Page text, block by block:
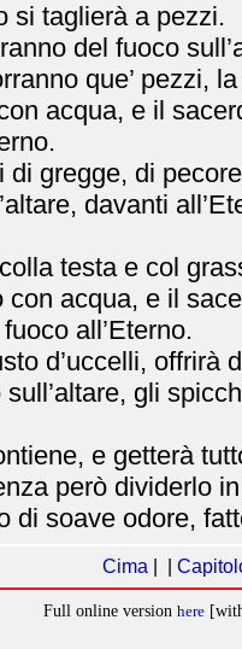
si taglierà a pezzi.
del fuoco
que’ pezzi,
acqua, e il
gregge, di
davanti
testa e col
acqua, e il
all’Eterno.
d’uccelli, offrirà
gli
e getterà
però dividerlo
soave odore,
Cima
Full online version here[with